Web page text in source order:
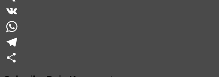
XING
VK
WhatsApp
Telegram